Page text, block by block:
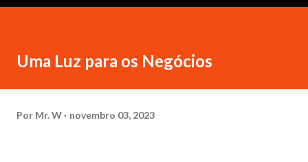
Uma Luz para os Negócios
Por Mr. W novembro 03, 2023